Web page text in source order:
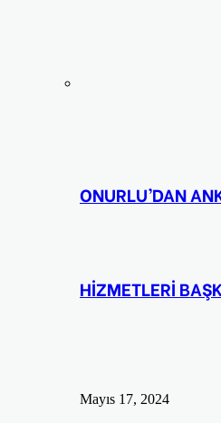
ONURLU’DAN
HİZMETLERİ
Mayıs 17, 2024